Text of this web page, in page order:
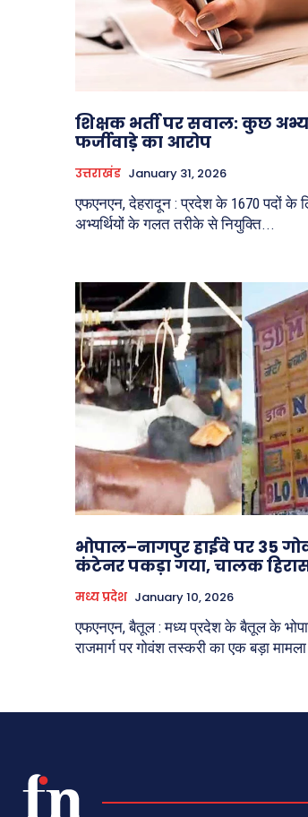
शिक्षक भर्ती पर सवाल: कुछ
फर्जीवाड़े का आरोप
उत्तराखंड January 31, 2026
एफएनएन, देहरादून : प्रदेश के 1670 पदों के
अभ्यर्थियों के गलत तरीके से नियुक्ति...
भोपाल–नागपुर हाईवे पर 35
कंटेनर पकड़ा गया, चालक
मध्य प्रदेश January 10, 2026
एफएनएन, बैतूल : मध्य प्रदेश के बैतूल के
राजमार्ग पर गोवंश तस्करी का एक बड़ा